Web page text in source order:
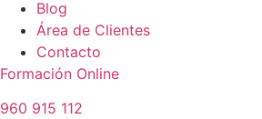
Blog
Área de Clientes
Contacto
Formación Online
960 915 112